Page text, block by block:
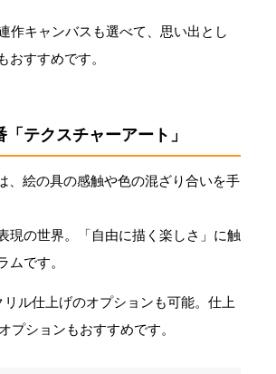
作キャンバスも選べて、思い出とし
すすめです。
テクスチャーアート」
、絵の具の感触や色の混ざり合いを手
現の世界。「自由に描く楽しさ」に触
です。
ル仕上げのオプションも可能。仕上
プションもおすすめです。